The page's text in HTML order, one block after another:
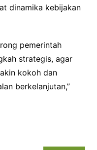
dinamika kebijakan
pemerintah
strategis, agar
kokoh dan
berkelanjutan,”